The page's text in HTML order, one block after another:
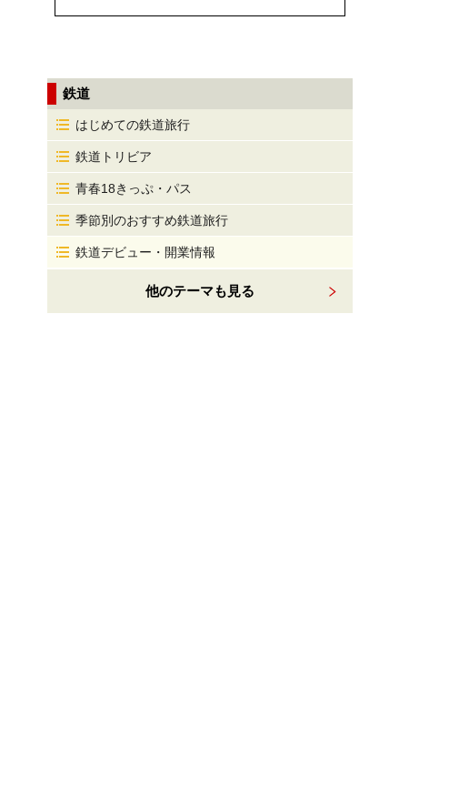
鉄道
はじめての鉄道旅行
鉄道トリビア
青春18きっぷ・パス
季節別のおすすめ鉄道旅行
鉄道デビュー・開業情報
他のテーマも見る